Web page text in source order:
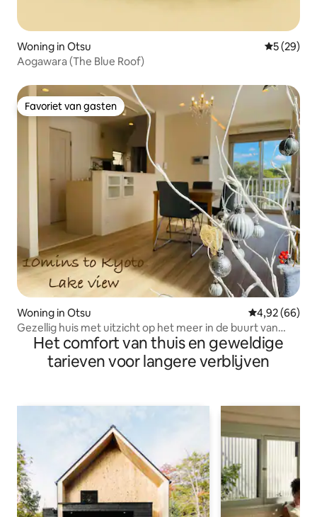
Woning in Otsu
5 (29)
Aogawara (The Blue Roof)
Favoriet van gasten
Favoriet van gasten
Woning in Otsu Gemiddelde
4,92 (66)
Gezellig huis met uitzicht op het meer in de buurt van
Kyoto / 家族に人気・無料駐車場
Het comfort van thuis en geweldige
tarieven voor langere verblijven